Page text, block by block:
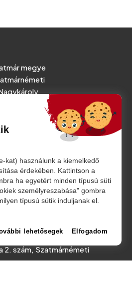
megye
Külföld
RÓLUNK
TÁJÉKOZTATÓ
2. szám, Szatmárnémeti
kat) használunk a kiemelkedő
érdekében. Kattintson a
ha egyetért minden típusú süti
személyreszabása" gombra
típusú sütik induljanak el.
lehetősegek Elfogadom